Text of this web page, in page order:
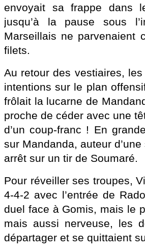
envoyait sa frappe dans
jusqu’à la pause sous
Marseillais ne parvenaient
filets.
Au retour des vestiaires,
intentions sur le plan
frôlait la lucarne de
proche de céder avec une
d’un coup-franc ! En
sur Mandanda, auteur
arrêt sur un tir de Soumaré.
Pour réveiller ses troupes,
4-4-2 avec l’entrée de
duel face à Gomis, mais le
mais aussi nerveuse, les
départager et se quittaient